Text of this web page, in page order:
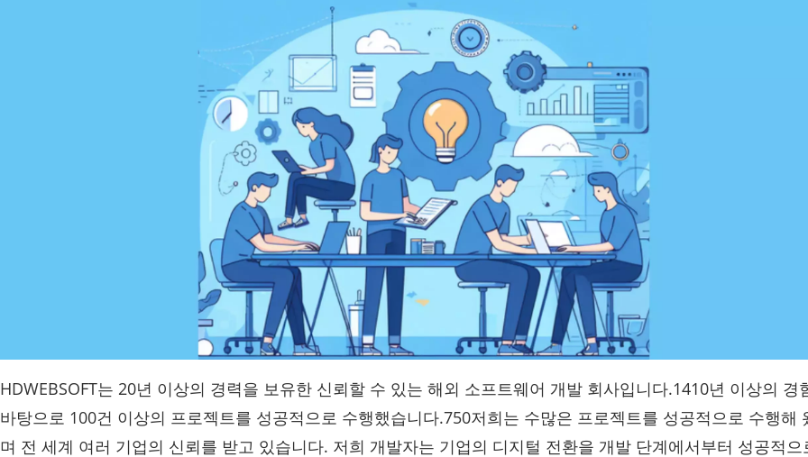
HDWEBSOFT는 20년 이상의 경력을 보유한 신뢰할 수 있는 해외 소프트웨어 개발 회사입니다.1410년 이상의 경
바탕으로 100건 이상의 프로젝트를 성공적으로 수행했습니다.750저희는 수많은 프로젝트를 성공적으로 수행해
며 전 세계 여러 기업의 신뢰를 받고 있습니다. 저희 개발자는 기업의 디지털 전환을 개발 단계에서부터 성공적으